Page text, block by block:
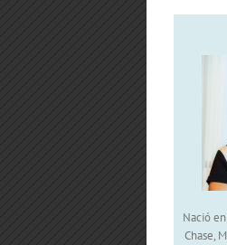
Nació
Chase,